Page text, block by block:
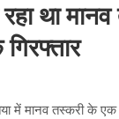
था
में मानव तस्करी के